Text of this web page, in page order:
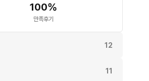
100%
만족후기
12
11